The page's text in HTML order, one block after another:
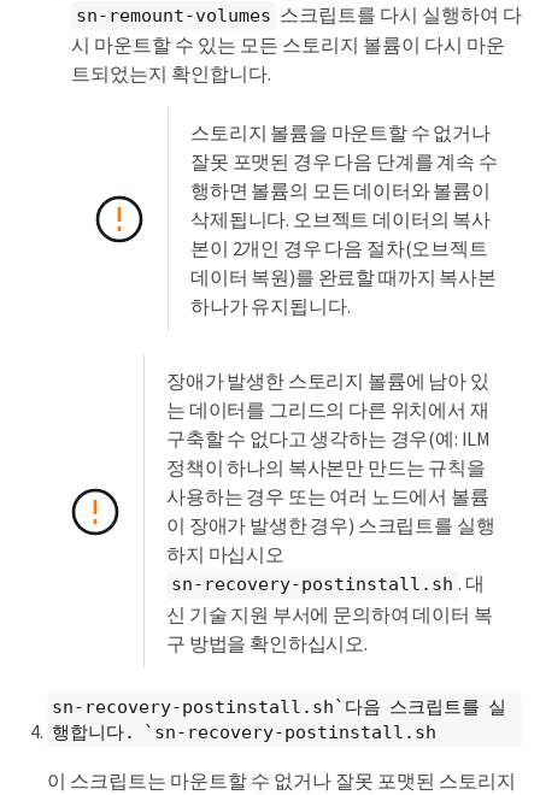
sn-remount-volumes 스크립트를 다시 실행하여 다
시 마운트할 수 있는 모든 스토리지 볼륨이 다시 마운
트되었는지 확인합니다.
스토리지 볼륨을 마운트할 수 없거나
잘못 포맷된 경우 다음 단계를 계속 수
행하면 볼륨의 모든 데이터와 볼륨이
삭제됩니다. 오브젝트 데이터의 복사
본이 2개인 경우 다음 절차(오브젝트
데이터 복원)를 완료할 때까지 복사본
하나가 유지됩니다.
장애가 발생한 스토리지 볼륨에 남아 있
는 데이터를 그리드의 다른 위치에서 재
구축할 수 없다고 생각하는 경우(예: ILM
정책이 하나의 복사본만 만드는 규칙을
사용하는 경우 또는 여러 노드에서 볼륨
이 장애가 발생한 경우) 스크립트를 실행
하지 마십시오
sn-recovery-postinstall.sh . 대
신 기술 지원 부서에 문의하여 데이터 복
구 방법을 확인하십시오.
sn-recovery-postinstall.sh`다음 스크립트를 실
행합니다. `sn-recovery-postinstall.sh
이 스크립트는 마운트할 수 없거나 잘못 포맷된 스토리지